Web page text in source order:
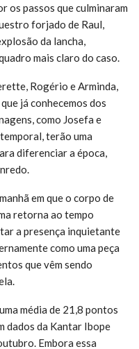
os passos que culminaram
forjado de Raul,
da lancha,
mais claro do caso.
Rogério e Arminda,
já conhecemos dos
como Josefa e
terão uma
diferenciar a época,
em que o corpo de
retorna ao tempo
a presença inquietante
como uma peça
que vêm sendo
média de 21,8 pontos
dados da Kantar Ibope
Embora essa